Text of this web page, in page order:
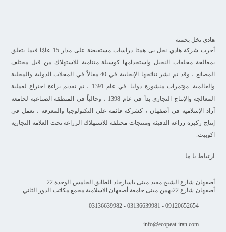
هادي نخل بحمتة
أجرت شركة هادي نخل بی همتا دراسات مستفيضة على مدار 15 عامًا فيما يتعلق
بمعالجة مخلفات النخيل واستخدامها كوسيلة متنامية للاستهلاك من قبل مختلف
المصانع ، وقد تم نشر نتائجها الإيجابية في 40 مقالاً في المجلات الدولية والمحلية
والعالمية. مؤتمرات منشورة دوليا. في عام 1391 ، تم تقديم براءة اختراع لعملية
المعالجة والإنتاج التجاري بدأ في عام 1398 ، وحالياً في المنطقة الصناعية لجامعة
آزاد الإسلامية في أصفهان ، كشركة قائمة على التكنولوجيا والمعرفة ، تعمل في
إنتاج ركيزة زراعة الدفيئة ومنتجات مختلفة للاستهلاك الزراعة تحت العلامة التجارية
اکوبیت.
ارتباط با ما
أصفهان-شارع الشيخ مفيد-مبنى باسارجاد-الطابق الخامس-الوحدة 22
أصفهان-شارع 22بهمن-مبنى جامعة أصفهان الاسلامية مجمع مكاتب-الدور الثاني
09120652654 - 03136639981 - 03136639982
info@ecopeat-iran.com